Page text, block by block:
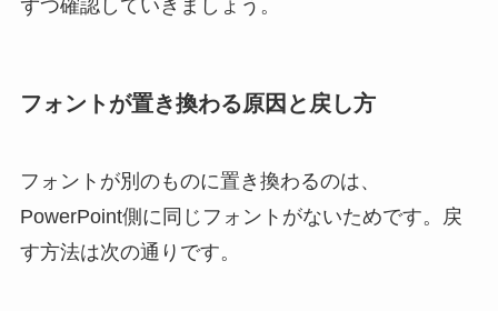
ずつ確認していきましょう。
フォントが置き換わる原因と戻し方
フォントが別のものに置き換わるのは、
PowerPoint側に同じフォントがないためです。戻
す方法は次の通りです。